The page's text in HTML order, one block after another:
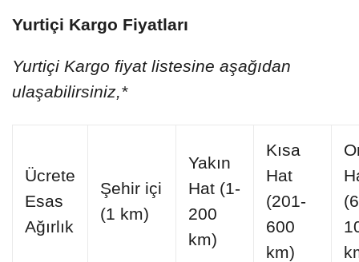
Yurtiçi Kargo Fiyatları
Yurtiçi Kargo fiyat listesine aşağıdan
ulaşabilirsiniz,*
Ücrete
Esas
Ağırlık
Şehir içi
(1 km)
Yakın
Hat (1-
200
km)
Kısa
Hat
(201-
600
km)